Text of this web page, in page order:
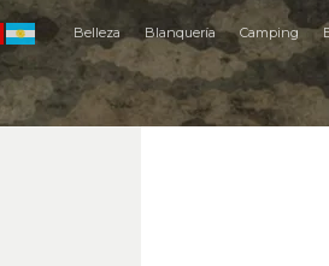
Belleza Blanquería Camping